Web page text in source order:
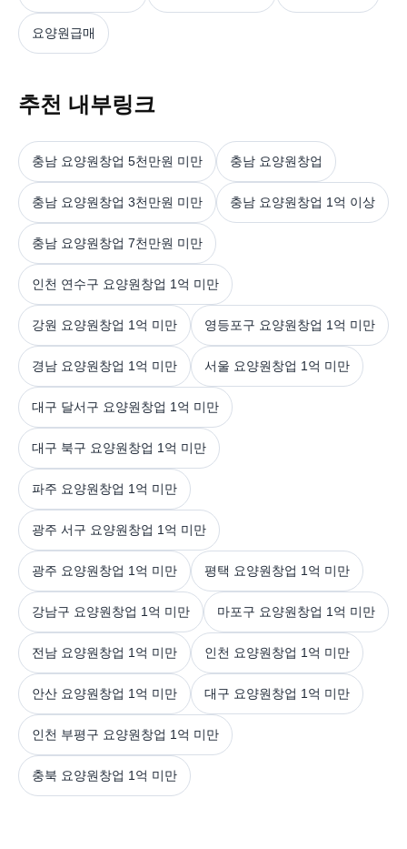
요양원급매
추천 내부링크
충남 요양원창업 5천만원 미만 충남 요양원창업
충남 요양원창업 3천만원 미만 충남 요양원창업 1억 이상
충남 요양원창업 7천만원 미만
인천 연수구 요양원창업 1억 미만
강원 요양원창업 1억 미만 영등포구 요양원창업 1억 미만
경남 요양원창업 1억 미만 서울 요양원창업 1억 미만
대구 달서구 요양원창업 1억 미만
대구 북구 요양원창업 1억 미만
파주 요양원창업 1억 미만
광주 서구 요양원창업 1억 미만
광주 요양원창업 1억 미만 평택 요양원창업 1억 미만
강남구 요양원창업 1억 미만 마포구 요양원창업 1억 미만
전남 요양원창업 1억 미만 인천 요양원창업 1억 미만
안산 요양원창업 1억 미만 대구 요양원창업 1억 미만
인천 부평구 요양원창업 1억 미만
충북 요양원창업 1억 미만